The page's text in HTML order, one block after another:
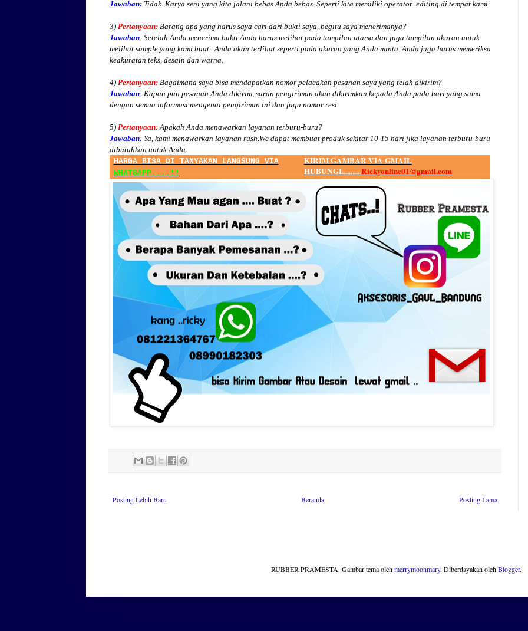
Jawaban:Tidak. Karya seni yang kita jalani bebas Anda bebas. Seperti kita memiliki operator editing di tempat kami
3) Pertanyaan:Barang apa yang harus saya cari dari bukti saya, begitu saya menerimanya?
Jawaban: Setelah Anda menerima bukti Anda harus melihat pada tampilan utama dan juga tampilan ukuran untuk
melihat sample yang kami buat . Anda akan terlihat seperti pada ukuran yang Anda minta. Anda juga harus memeriksa
keakuratan teks, desain dan warna.
4) Pertanyaan:Bagaimana saya bisa mendapatkan nomor pelacakan pesanan saya yang telah dikirim?
Jawaban: Kapan pun pesanan Anda dikirim, saran pengiriman akan dikirimkan kepada Anda pada hari yang sama
dengan semua informasi mengenai pengiriman ini dan juga nomor resi
5) Pertanyaan:Apakah Anda menawarkan layanan terburu-buru?
Jawaban: Ya, kami menawarkan layanan rush.We dapat membuat produk sekitar 10-15 hari jika layanan terburu-buru
dibutuhkan untuk Anda.
HARGA BISA DI TANYAKAN LANGSUNG VIA
WHATSAPP....!!
KIRIM GAMBAR VIA GMAIL
HUBUNGI...........Rickyonline01@gmail.com
Posting Lebih Baru Posting Lama
Beranda
RUBBER PRAMESTA. Gambar tema olehmerrymoonmary. Diberdayakan olehBlogger.